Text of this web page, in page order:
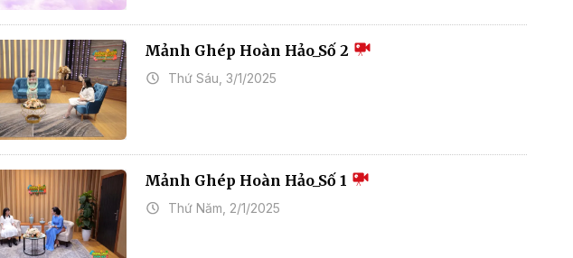
Mảnh Ghép Hoàn Hảo_Số 2
Thứ Sáu, 3/1/2025
Mảnh Ghép Hoàn Hảo_Số 1
Thứ Năm, 2/1/2025